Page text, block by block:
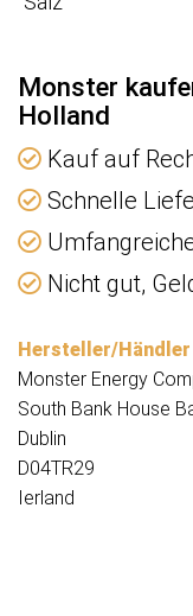
Monster
Holland
Kauf auf
Schnelle
Nicht gut,
Hersteller/Händler
Monster Energy
South Bank House
Dublin
D04TR29
Ierland